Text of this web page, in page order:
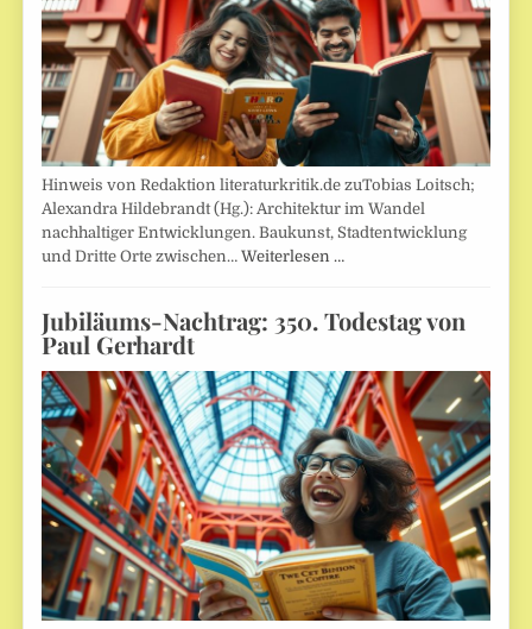
Hinweis von Redaktion literaturkritik.de zuTobias Loitsch;
Alexandra Hildebrandt (Hg.): Architektur im Wandel
nachhaltiger Entwicklungen. Baukunst, Stadtentwicklung
und Dritte Orte zwischen…Weiterlesen …
Jubiläums-Nachtrag: 350. Todestag von
Paul Gerhardt